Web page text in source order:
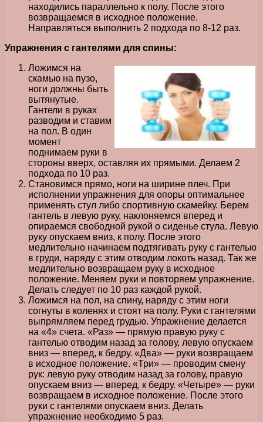
находились параллельно к полу. После этого
возвращаемся в исходное положение.
Направляться выполнить 2 подхода по 8-12 раз.
Упражнения с гантелями для спины:
Ложимся на
скамью на пузо,
ноги должны быть
вытянутые.
Гантели в руках
разводим и ставим
на пол. В один
момент
поднимаем руки в
стороны вверх, оставляя их прямыми. Делаем 2
подхода по 10 раз.
Становимся прямо, ноги на ширине плеч. При
исполнении упражнения для опоры оптимальнее
применять стул либо спортивную скамейку. Берем
гантель в левую руку, наклоняемся вперед и
опираемся свободной рукой о сиденье стула. Левую
руку опускаем вниз, к полу. После этого
медлительно начинаем подтягивать руку с гантелью
в груди, наряду с этим отводим локоть назад. Так же
медлительно возвращаем руку в исходное
положение. Меняем руки и повторяем упражнение.
Делать следует по 10 раз каждой рукой.
Ложимся на пол, на спину, наряду с этим ноги
согнуты в коленях и стоят на полу. Руки с гантелями
выпрямляем перед грудью. Упражнение делается
на «4» счета. «Раз» — прямую правую руку с
гантелью отводим назад за голову, левую опускаем
вниз — вперед, к бедру. «Два» — руки возвращаем
в исходное положение. «Три» — проводим смену
рук: левую руку отводим назад за голову, правую
опускаем вниз — вперед, к бедру. «Четыре» — руки
возвращаем в исходное положение. После этого
руки с гантелями опускаем вниз. Делать
упражнение необходимо 5 раз.